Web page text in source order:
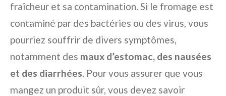
fraîcheur et sa contamination. Si le fromage est
contaminé par des bactéries ou des virus, vous
pourriez souffrir de divers symptômes,
notamment des maux d’estomac, des nausées
et des diarrhées. Pour vous assurer que vous
mangez un produit sûr, vous devez savoir